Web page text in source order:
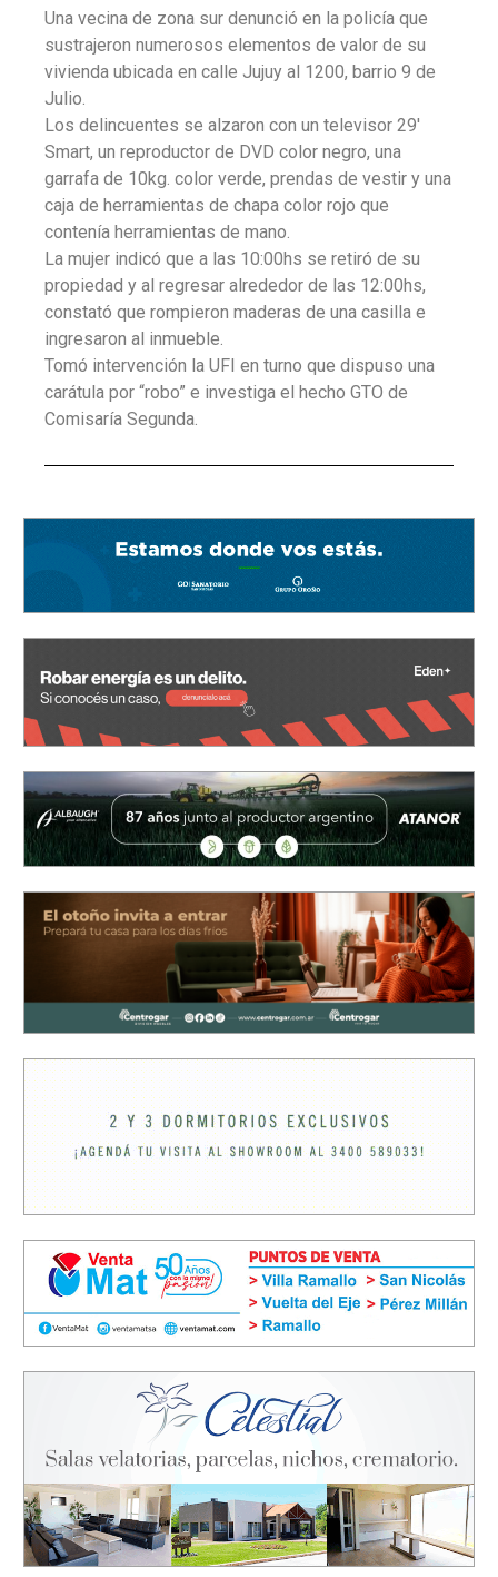
Una vecina de zona sur denunció en la policía que
sustrajeron numerosos elementos de valor de su
vivienda ubicada en calle Jujuy al 1200, barrio 9 de
Julio.
Los delincuentes se alzaron con un televisor 29′
Smart, un reproductor de DVD color negro, una
garrafa de 10kg. color verde, prendas de vestir y una
caja de herramientas de chapa color rojo que
contenía herramientas de mano.
La mujer indicó que a las 10:00hs se retiró de su
propiedad y al regresar alrededor de las 12:00hs,
constató que rompieron maderas de una casilla e
ingresaron al inmueble.
Tomó intervención la UFI en turno que dispuso una
carátula por “robo” e investiga el hecho GTO de
Comisaría Segunda.